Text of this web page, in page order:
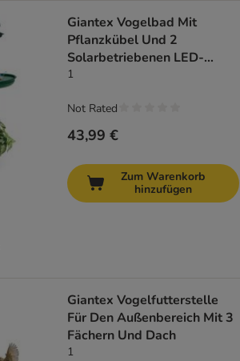
Giantex Vogelbad Mit
Pflanzkübel Und 2
Solarbetriebenen LED-
Leuchten
1
43,99 €
Not Rated
Zum Warenkorb
hinzufügen
Giantex Vogelfutterstelle
Für Den Außenbereich Mit 3
Fächern Und Dach
1